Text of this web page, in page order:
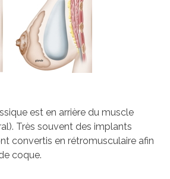
est en arrière du muscle
Très souvent des implants
convertis en rétromusculaire afin
coque.